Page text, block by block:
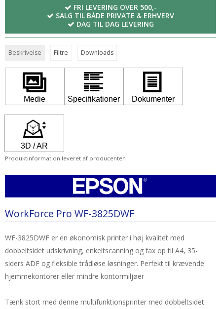
FRI LEVERING OVER 500,-
SALG TIL BÅDE PRIVATE & ERHVERV
DAG TIL DAG LEVERING
Beskrivelse Filtre Downloads
Produktinformation leveret af producenten
WorkForce Pro WF-3825DWF
WF-3825DWF er en økonomisk printer i høj kvalitet med
dobbeltsidet udskrivning, enkeltscanning og fax op til A4, 35-
siders ADF og fleksible trådløse løsninger. Perfekt til krævende
hjemmekontorer eller mindre kontormiljøer
Tænk stort med denne multifunktionsprinter med dobbeltsidet